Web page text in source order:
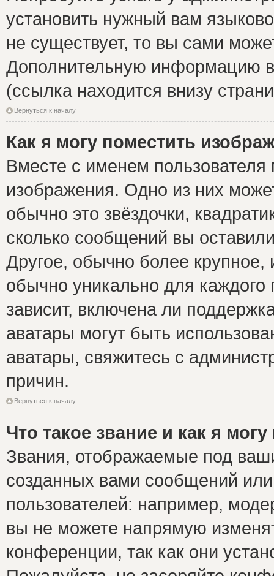
установить нужный вам
не существует, то вы сами
Дополнительную информацию
(ссылка находится внизу
Вернуться к началу
Как я могу поместить
Вместе с именем пользователя
изображения. Одно из них
обычно это звёздочки,
сколько сообщений вы
Другое, обычно более крупное,
обычно уникально для каждого
зависит, включена ли
аватары могут быть
аватары, свяжитесь с
причин.
Вернуться к началу
Что такое звание и как я
Звания, отображаемые под
созданных вами сообщений
пользователей: например,
вы не можете напрямую
конференции, так как они